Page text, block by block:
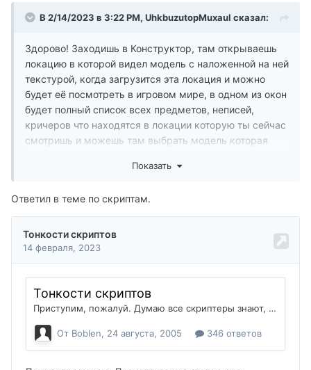
В 2/14/2023 в 3:22 PM, UhkbuzutopMuxaul сказал:
Здорово! Заходишь в Конструктор, там открываешь
локацию в которой видел модель с наложенной на ней
текстурой, когда загрузится эта локация и можно
будет её посмотреть в игровом мире, в одном из окон
будет полный список всех предметов, неписей,
кричеров что находятся в локации которую ты сейчас
смотришь и можешь там выбрать модель которая
модель и выделив пару раз мышкой откроется окно с
активатор и т.д. и номер id элемента мира
Морроувинд. В списке всего что есть в мире
Морроувинд вы по id можете найти что вам нужно.
Например вы открыли модель в игровом окне(там
выделив объект откроется окно и в нём обязательно
будет показано название меши что использует
конструктор при подключении этой модели к игре.
Далее в Data Files в Meshes ищите название этой
меши, потом открыв nifskope в окнах найдёте какие
текстуры наложены на эту мешу(там очень просто,
Показать
Ответил в теме по скриптам.